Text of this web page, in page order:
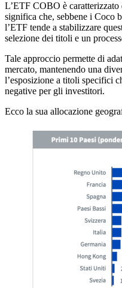
L’ETF COBO è
significa che, sebbene i Coco
l’ETF tende a stabilizzare
selezione dei titoli e un
Tale approccio permette di
mercato, mantenendo una
l’esposizione a titoli specifici
negative per gli investitori.
Ecco la sua allocazione